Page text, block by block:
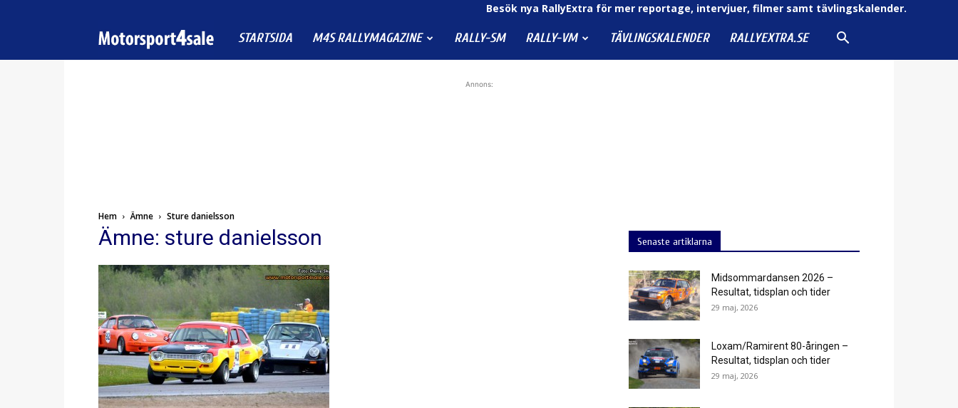
Besök nya RallyExtra för mer reportage, intervjuer, filmer samt tävlingskalender.
Motorsport4sale
STARTSIDA M4S RALLYMAGAZINE RALLY-SM RALLY-VM TÄVLINGSKALENDER RALLYEXTRA.SE
Annons:
Hem Ämne Sture danielsson
Ämne: sture danielsson Senaste artiklarna
Midsommardansen 2026 –
Resultat, tidsplan och tider
29 maj, 2026
Loxam/Ramirent 80-åringen –
Resultat, tidsplan och tider
29 maj, 2026